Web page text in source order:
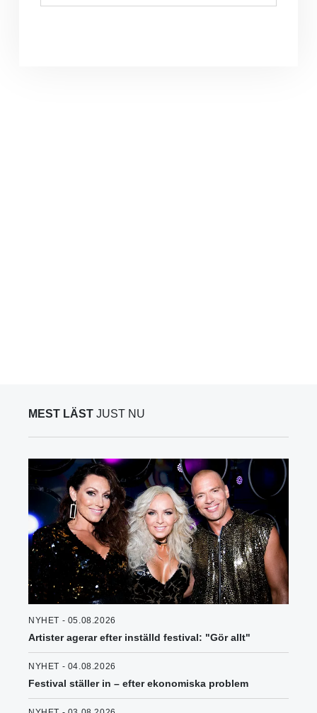
MEST LÄST JUST NU
NYHET - 05.08.2026
Artister agerar efter inställd festival: "Gör allt"
NYHET - 04.08.2026
Festival ställer in – efter ekonomiska problem